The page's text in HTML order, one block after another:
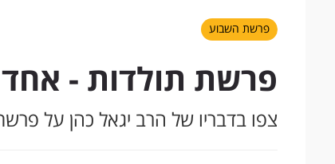
רשע
פרשת השבוע
פרשת תולדות -
צפו בדבריו של הרב יגאל כהן על